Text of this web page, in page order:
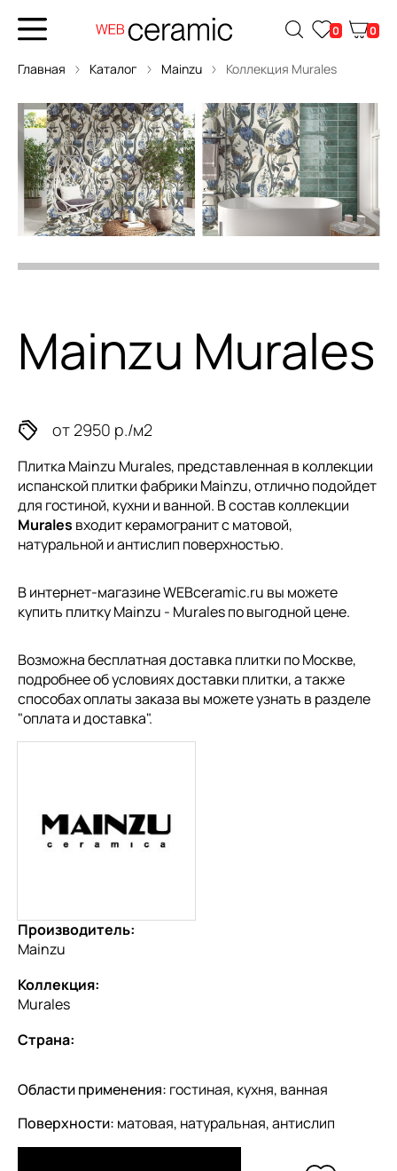
0 0
Главная Каталог Mainzu Коллекция Murales
Mainzu Murales
от 2950 р./м2
Плитка Mainzu Murales, представленная в коллекции
испанской плиткифабрики Mainzu, отлично подойдет
для гостиной, кухни и ванной. В состав коллекции
Murales входит керамогранит с матовой,
натуральной и антислип поверхностью.
В интернет-магазине WEBceramic.ru вы можете
купить плитку Mainzu - Murales по выгодной цене.
Возможна бесплатная доставка плитки по Москве,
подробнее об условиях доставки плитки, а также
способах оплаты заказа вы можете узнать в разделе
"оплата и доставка".
Производитель:
Mainzu
Коллекция:
Murales
Страна:
Области применения: гостиная, кухня, ванная
Поверхности: матовая, натуральная, антислип